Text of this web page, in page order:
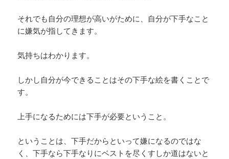
それでも自分の理想が高いがために、自分が下手なこと
に嫌気が指してきます。
気持ちはわかります。
しかし自分が今できることはその下手な絵を書くことで
す。
上手になるためには下手が必要ということ。
ということは、下手だからといって嫌になるのではな
く、下手なら下手なりにベストを尽くすしか道はないと